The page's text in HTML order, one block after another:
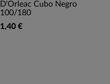
D'Orleac Cubo Negro
100/180
1,40 €